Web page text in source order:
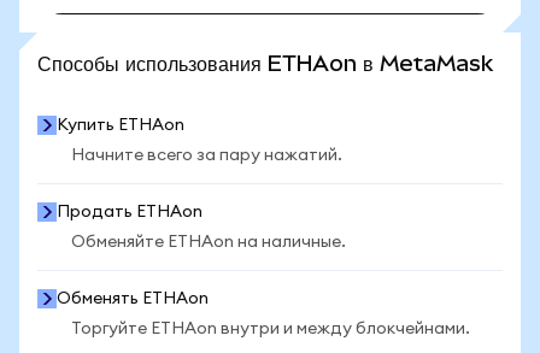
Способы использования ETHAon в MetaMask
Купить ETHAon
Начните всего за пару нажатий.
Продать ETHAon
Обменяйте ETHAon на наличные.
Обменять ETHAon
Торгуйте ETHAon внутри и между блокчейнами.